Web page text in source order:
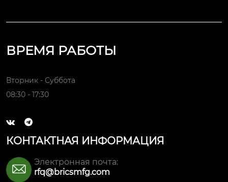
ВРЕМЯ РАБОТЫ
Вторник - Суббота
08:30 - 17:30
 
КОНТАКТНАЯ ИНФОРМАЦИЯ

Электронная почта:
rfq@bricsmfg.com